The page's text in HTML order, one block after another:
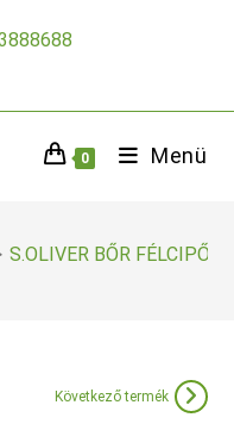
0 Menü
S.OLIVER BŐR FÉLCIPŐ
Következő termék